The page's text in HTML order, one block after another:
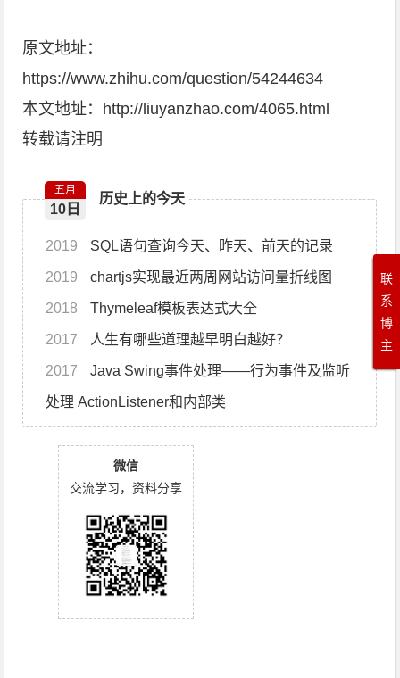
原文地址：
https://www.zhihu.com/question/54244634
本文地址：http://liuyanzhao.com/4065.html
转载请注明
历史上的今天
五月
10日
2019 SQL语句查询今天、昨天、前天的记录
2019 chartjs实现最近两周网站访问量折线图
2018 Thymeleaf模板表达式大全
2017 人生有哪些道理越早明白越好？
2017 Java Swing事件处理——行为事件及监听
处理 ActionListener和内部类
微信
交流学习，资料分享
联
系
博
主